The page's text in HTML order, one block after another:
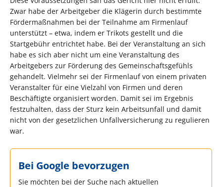
Zwar habe der Arbeitgeber die Klägerin durch bestimmte
Fördermaßnahmen bei der Teilnahme am Firmenlauf
unterstützt – etwa, indem er Trikots gestellt und die
Startgebühr entrichtet habe. Bei der Veranstaltung an sich
habe es sich aber nicht um eine Veranstaltung des
Arbeitgebers zur Förderung des Gemeinschaftsgefühls
gehandelt. Vielmehr sei der Firmenlauf von einem privaten
Veranstalter für eine Vielzahl von Firmen und deren
Beschäftigte organisiert worden. Damit sei im Ergebnis
festzuhalten, dass der Sturz kein Arbeitsunfall und damit
nicht von der gesetzlichen Unfallversicherung zu regulieren
war.
Bei Google bevorzugen
Sie möchten bei der Suche nach aktuellen